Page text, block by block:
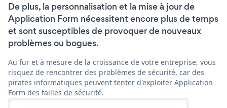
De plus, la personnalisation et la mise à jour de
Application Form nécessitent encore plus de temps
et sont susceptibles de provoquer de nouveaux
problèmes ou bogues.
Au fur et à mesure de la croissance de votre entreprise, vous
risquez de rencontrer des problèmes de sécurité, car des
pirates informatiques peuvent tenter d'exploiter Application
Form des failles de sécurité.